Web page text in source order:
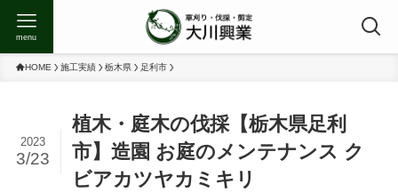
menu
HOME 施工実績 栃木県 足利市
植木・庭木の伐採【栃木県足利
市】造園 お庭のメンテナンス ク
ビアカツヤカミキリ
2023
3/23